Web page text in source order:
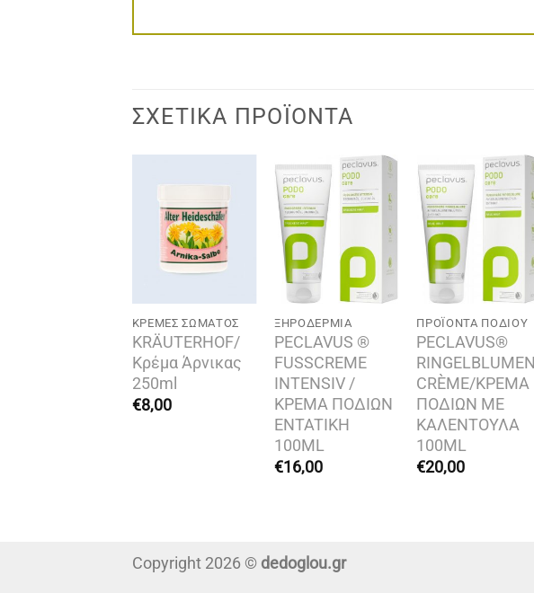
ΣΧΕΤΙΚΆ ΠΡΟΪΌΝΤΑ
Add to
wishlist
ΚΡΈΜΕΣ ΣΏΜΑΤΟΣ
KRÄUTERHOF/
Κρέμα Άρνικας
250ml
€8,00
Add to
ΞΗΡΟΔΕΡΜΊΑ
PECLAVUS ®
FUSSCREME
INTENSIV /
ΚΡΕΜΑ ΠΟΔΙΩΝ
ENTATIKH
100ML
€16,00
Add to
ΠΡΟΪΌΝΤΑ ΠΟΔΙΟΎ
PECLAVUS®
RINGELBLUMEN
CRÈME/ΚΡΕΜΑ
ΠΟΔΙΩΝ ΜΕ
ΚΑΛΕΝΤΟΥΛΑ
100ML
€20,00
Copyright 2026 © dedoglou.gr